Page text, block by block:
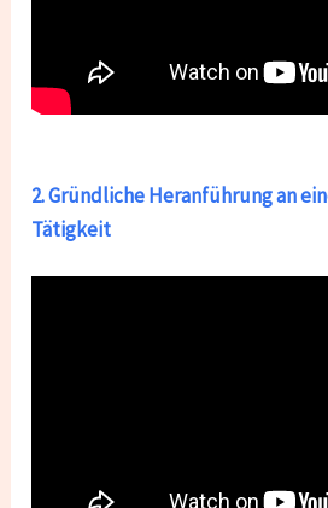
2. Gründliche Heranführung an
Tätigkeit